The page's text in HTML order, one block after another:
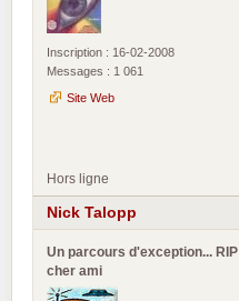
Inscription : 16-02-2008
Messages : 1 061
Site Web
Hors ligne
Nick Talopp
Un parcours d'exception... RIP
cher ami